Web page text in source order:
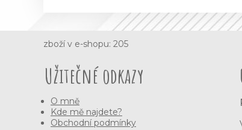
zboží v e-shopu: 205
Užitečné odkazy
O mně
Kde mě najdete?
Obchodní podmínky